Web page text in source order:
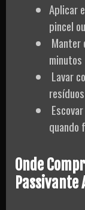
Aplicar
pincel
Manter
minutos
Lavar
quando
Onde
Passivante